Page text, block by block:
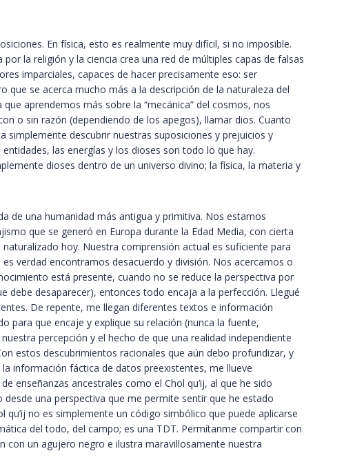
En física, esto es realmente muy difícil, si no imposible.
la religión y la ciencia crea una red de múltiples capas de falsas
imparciales, capaces de hacer precisamente eso: ser
que se acerca mucho más a la descripción de la naturaleza del
aprendemos más sobre la “mecánica” del cosmos, nos
o sin razón (dependiendo de los apegos), llamar dios. Cuanto
simplemente descubrir nuestras suposiciones y prejuicios y
las energías y los dioses son todo lo que hay.
dioses dentro de un universo divino; la física, la materia y
de una humanidad más antigua y primitiva. Nos estamos
que se generó en Europa durante la Edad Media, con cierta
hoy. Nuestra comprensión actual es suficiente para
verdad encontramos desacuerdo y división. Nos acercamos o
está presente, cuando no se reduce la perspectiva por
debe desaparecer), entonces todo encaja a la perfección. Llegué
De repente, me llegan diferentes textos e información
para que encaje y explique su relación (nunca la fuente,
percepción y el hecho de que una realidad independiente
estos descubrimientos racionales que aún debo profundizar, y
información fáctica de datos preexistentes, me llueve
enseñanzas ancestrales como el Chol qu’ij, al que he sido
una perspectiva que me permite sentir que he estado
no es simplemente un código simbólico que puede aplicarse
del todo, del campo; es una TDT. Permítanme compartir con
con un agujero negro e ilustra maravillosamente nuestra